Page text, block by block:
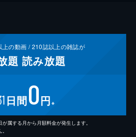
上の動画 /210誌以上の雑誌が
題 読み放題
日間0円 ※
属する月から月額料金が発生します。